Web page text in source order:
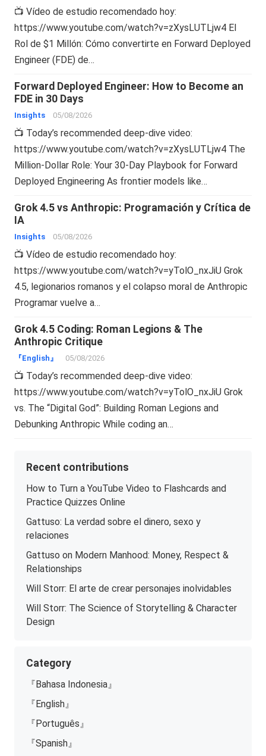
📺 Vídeo de estudio recomendado hoy:
https://www.youtube.com/watch?v=zXysLUTLjw4 El
Rol de $1 Millón: Cómo convertirte en Forward Deployed
Engineer (FDE) de…
Forward Deployed Engineer: How to Become an
FDE in 30 Days
Insights 05/08/2026
📺 Today’s recommended deep-dive video:
https://www.youtube.com/watch?v=zXysLUTLjw4 The
Million-Dollar Role: Your 30-Day Playbook for Forward
Deployed Engineering As frontier models like…
Grok 4.5 vs Anthropic: Programación y Crítica de
IA
Insights 05/08/2026
📺 Vídeo de estudio recomendado hoy:
https://www.youtube.com/watch?v=yTolO_nxJiU Grok
4.5, legionarios romanos y el colapso moral de Anthropic
Programar vuelve a…
Grok 4.5 Coding: Roman Legions & The
Anthropic Critique
『English』 05/08/2026
📺 Today’s recommended deep-dive video:
https://www.youtube.com/watch?v=yTolO_nxJiU Grok
vs. The “Digital God”: Building Roman Legions and
Debunking Anthropic While coding an…
Recent contributions
How to Turn a YouTube Video to Flashcards and
Practice Quizzes Online
Gattuso: La verdad sobre el dinero, sexo y
relaciones
Gattuso on Modern Manhood: Money, Respect &
Relationships
Will Storr: El arte de crear personajes inolvidables
Will Storr: The Science of Storytelling & Character
Design
Category
『Bahasa Indonesia』
『English』
『Português』
『Spanish』